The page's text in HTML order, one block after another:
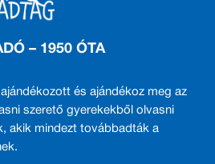
– 1950 ÓTA
és ajándékoz meg az
szerető gyerekekből olvasni
akik mindezt továbbadták a